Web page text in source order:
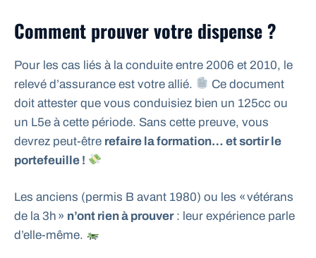
Comment prouver votre dispense ?
Pour les cas liés à la conduite entre 2006 et 2010, le
relevé d’assurance est votre allié.
Ce document
doit attester que vous conduisiez bien un 125cc ou
un L5e à cette période. Sans cette preuve, vous
devrez peut-être refaire la formation… et sortir le
portefeuille !
Les anciens (permis B avant 1980) ou les « vétérans
de la 3h » n’ont rien à prouver: leur expérience parle
d’elle-même.